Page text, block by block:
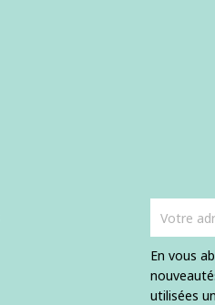
En vous
utilisées